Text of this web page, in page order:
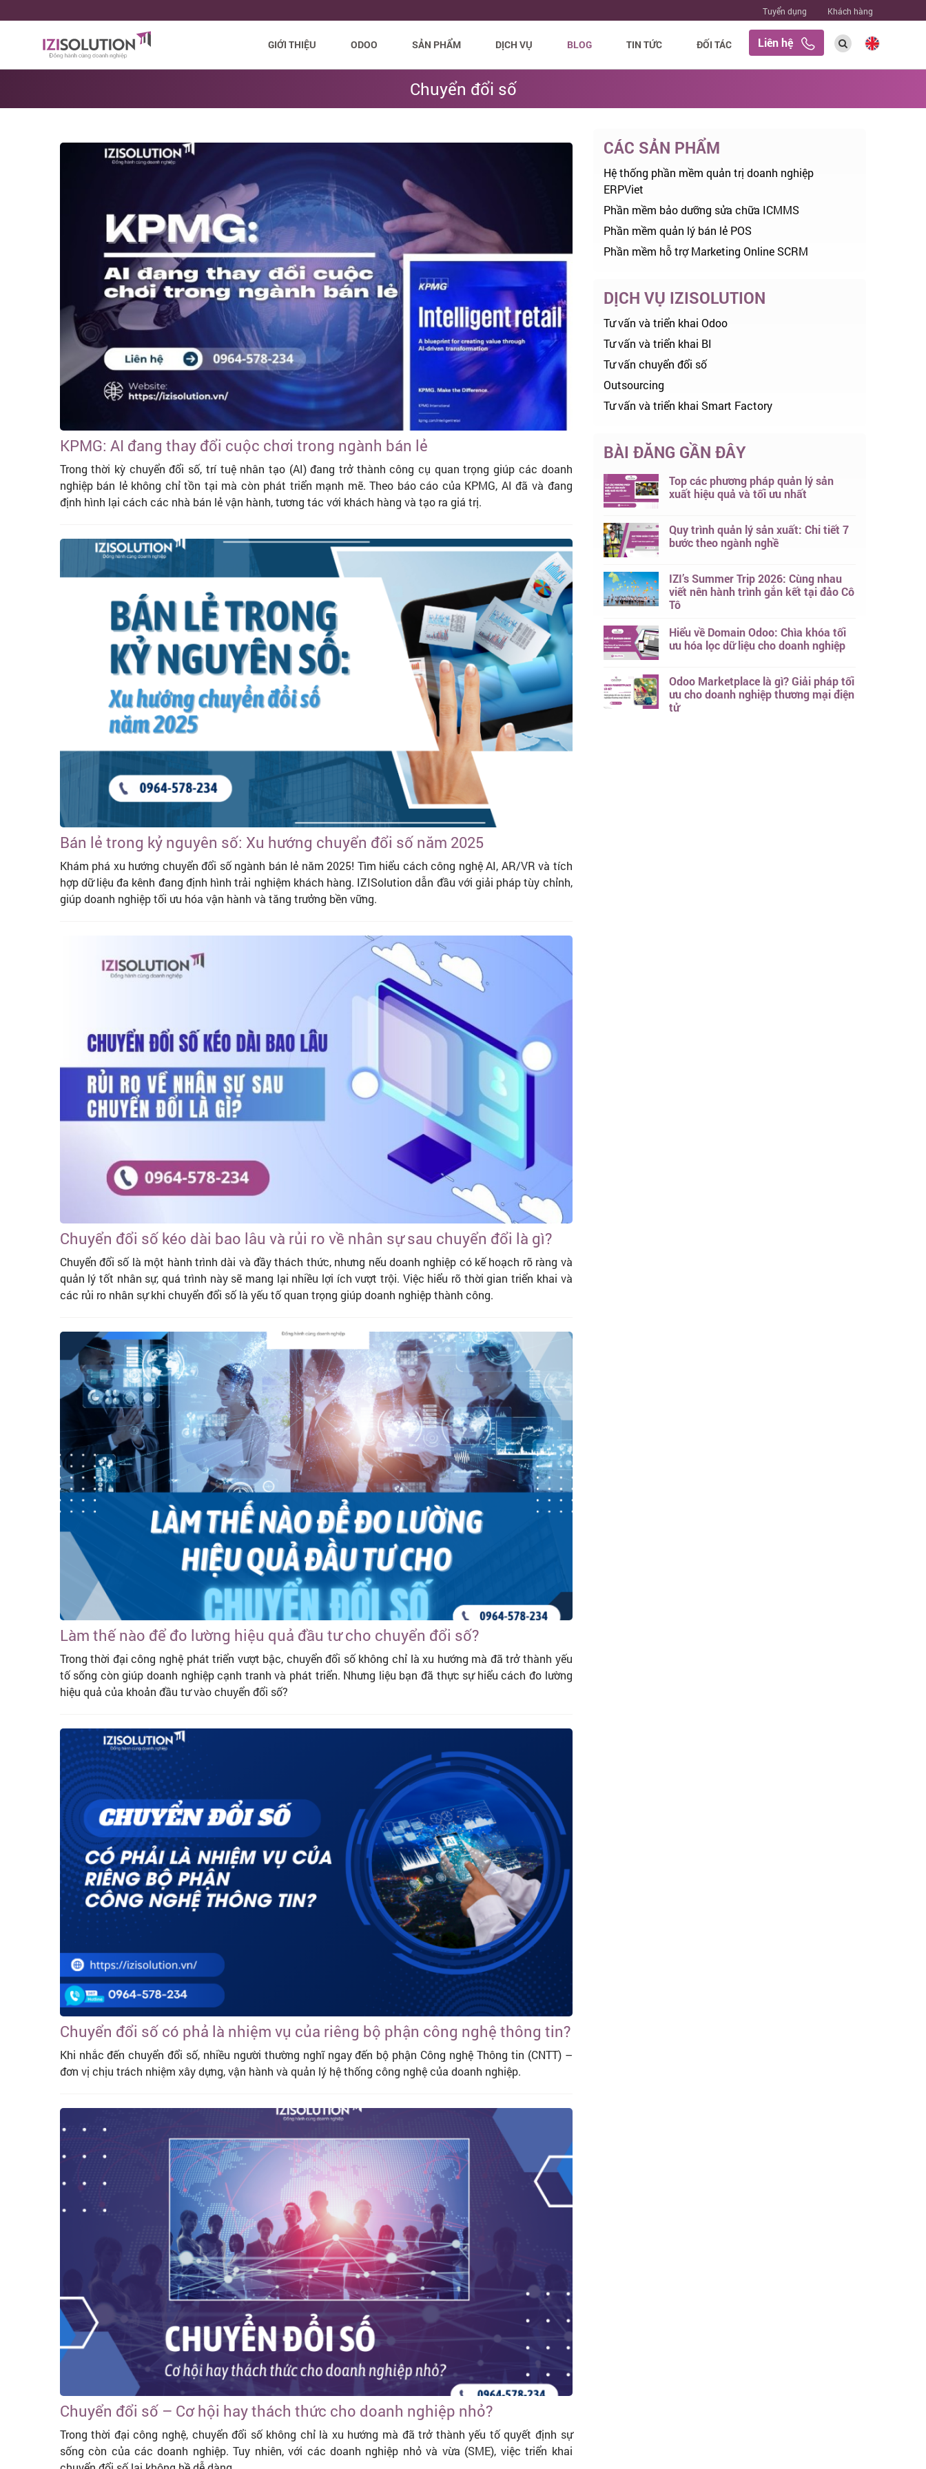
Tuyển dụng Khách hàng
GIỚI THIỆU ODOO SẢN PHẨM DỊCH VỤ BLOG TIN TỨC ĐỐI TÁC Liên hệ
Chuyển đổi số
KPMG: AI đang thay đổi cuộc chơi trong ngành bán lẻ
Trong thời kỳ chuyển đổi số, trí tuệ nhân tạo (AI) đang trở thành công cụ quan trọng giúp các doanh
nghiệp bán lẻ không chỉ tồn tại mà còn phát triển mạnh mẽ. Theo báo cáo của KPMG, AI đã và đang
định hình lại cách các nhà bán lẻ vận hành, tương tác với khách hàng và tạo ra giá trị.
Bán lẻ trong kỷ nguyên số: Xu hướng chuyển đổi số năm 2025
Khám phá xu hướng chuyển đổi số ngành bán lẻ năm 2025! Tìm hiểu cách công nghệ AI, AR/VR và tích
hợp dữ liệu đa kênh đang định hình trải nghiệm khách hàng. IZISolution dẫn đầu với giải pháp tùy chỉnh,
giúp doanh nghiệp tối ưu hóa vận hành và tăng trưởng bền vững.
Chuyển đổi số kéo dài bao lâu và rủi ro về nhân sự sau chuyển đổi là gì?
Chuyển đổi số là một hành trình dài và đầy thách thức, nhưng nếu doanh nghiệp có kế hoạch rõ ràng và
quản lý tốt nhân sự, quá trình này sẽ mang lại nhiều lợi ích vượt trội. Việc hiểu rõ thời gian triển khai và
các rủi ro nhân sự khi chuyển đổi số là yếu tố quan trọng giúp doanh nghiệp thành công.
Làm thế nào để đo lường hiệu quả đầu tư cho chuyển đổi số?
Trong thời đại công nghệ phát triển vượt bậc, chuyển đổi số không chỉ là xu hướng mà đã trở thành yếu
tố sống còn giúp doanh nghiệp cạnh tranh và phát triển. Nhưng liệu bạn đã thực sự hiểu cách đo lường
hiệu quả của khoản đầu tư vào chuyển đổi số?
Chuyển đổi số có phả là nhiệm vụ của riêng bộ phận công nghệ thông tin?
Khi nhắc đến chuyển đổi số, nhiều người thường nghĩ ngay đến bộ phận Công nghệ Thông tin (CNTT) –
đơn vị chịu trách nhiệm xây dựng, vận hành và quản lý hệ thống công nghệ của doanh nghiệp.
Chuyển đổi số – Cơ hội hay thách thức cho doanh nghiệp nhỏ?
Trong thời đại công nghệ, chuyển đổi số không chỉ là xu hướng mà đã trở thành yếu tố quyết định sự
sống còn của các doanh nghiệp. Tuy nhiên, với các doanh nghiệp nhỏ và vừa (SME), việc triển khai
CÁC SẢN PHẨM
Hệ thống phần mềm quản trị doanh nghiệp
ERPViet
Phần mềm bảo dưỡng sửa chữa ICMMS
Phần mềm quản lý bán lẻ POS
Phần mềm hỗ trợ Marketing Online SCRM
DỊCH VỤ IZISOLUTION
Tư vấn và triển khai Odoo
Tư vấn và triển khai BI
Tư vấn chuyển đổi số
Outsourcing
Tư vấn và triển khai Smart Factory
BÀI ĐĂNG GẦN ĐÂY
Top các phương pháp quản lý sản
xuất hiệu quả và tối ưu nhất
Quy trình quản lý sản xuất: Chi tiết 7
bước theo ngành nghề
IZI’s Summer Trip 2026: Cùng nhau
viết nên hành trình gắn kết tại đảo Cô
Tô
Hiểu về Domain Odoo: Chìa khóa tối
ưu hóa lọc dữ liệu cho doanh nghiệp
Odoo Marketplace là gì? Giải pháp tối
ưu cho doanh nghiệp thương mại điện
tử